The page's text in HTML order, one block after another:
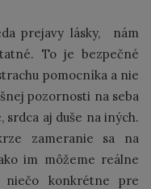
prejavy lásky, nám
To je bezpečné
pomocníka a nie
pozornosti na seba
srdca aj duše na iných.
zameranie sa na
im môžeme reálne
niečo konkrétne pre